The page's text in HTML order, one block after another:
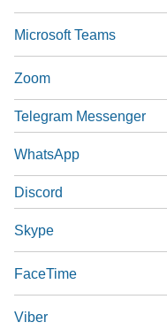
Microsoft Teams
Zoom
Telegram Messenger
WhatsApp
Discord
Skype
FaceTime
Viber